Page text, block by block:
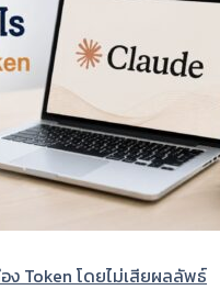
ง Token โดยไม่เสียผลลัพธ์